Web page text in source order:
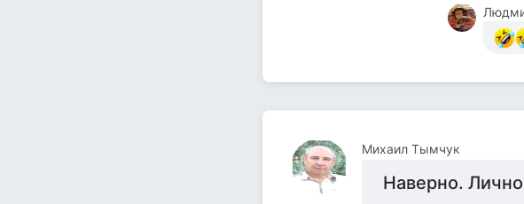
Михаил Тымчук
Наверно.